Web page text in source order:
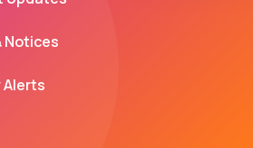
Notices
Alerts